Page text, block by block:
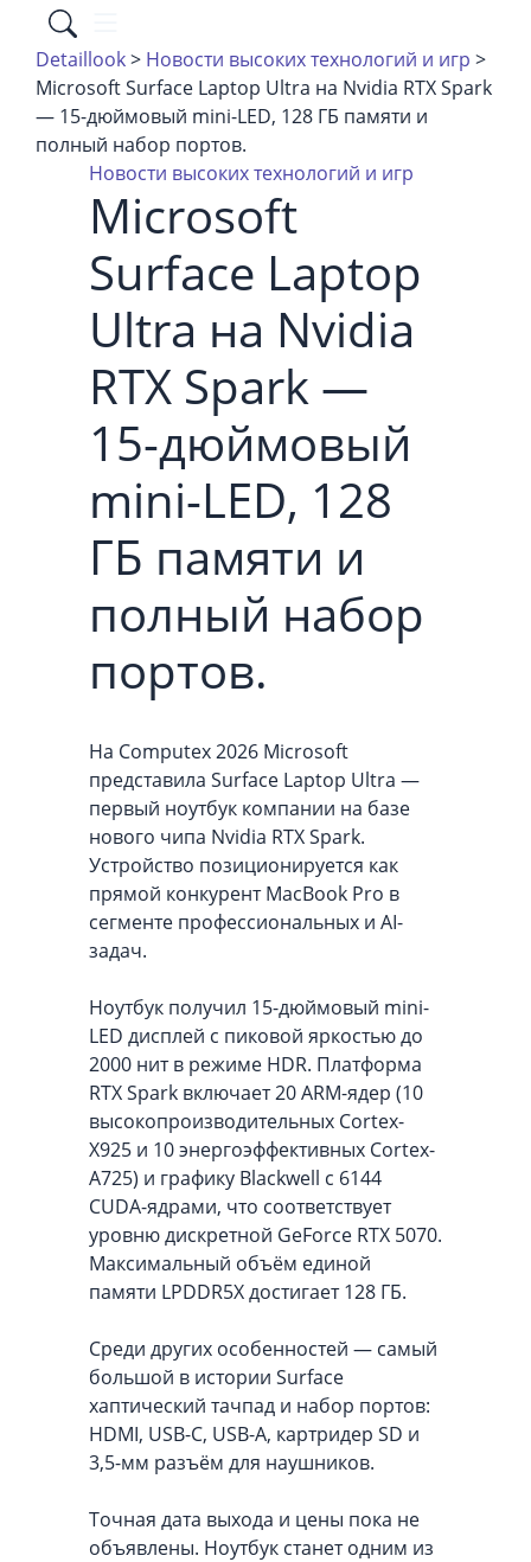
Detaillook> Новости высоких технологий и игр >
Microsoft Surface Laptop Ultra на Nvidia RTX Spark
— 15-дюймовый mini-LED, 128 ГБ памяти и
полный набор портов.
Новости высоких технологий и игр
Microsoft
Surface Laptop
Ultra на Nvidia
RTX Spark —
15-дюймовый
mini-LED, 128
ГБ памяти и
полный набор
портов.
На Computex 2026 Microsoft
представила Surface Laptop Ultra —
первый ноутбук компании на базе
нового чипа Nvidia RTX Spark.
Устройство позиционируется как
прямой конкурент MacBook Pro в
сегменте профессиональных и AI-
задач.
Ноутбук получил 15-дюймовый mini-
LED дисплей с пиковой яркостью до
2000 нит в режиме HDR. Платформа
RTX Spark включает 20 ARM-ядер (10
высокопроизводительных Cortex-
X925 и 10 энергоэффективных Cortex-
A725) и графику Blackwell с 6144
CUDA-ядрами, что соответствует
уровню дискретной GeForce RTX 5070.
Максимальный объём единой
памяти LPDDR5X достигает 128 ГБ.
Среди других особенностей — самый
большой в истории Surface
хаптический тачпад и набор портов:
HDMI, USB-C, USB-A, картридер SD и
3,5-мм разъём для наушников.
Точная дата выхода и цены пока не
объявлены. Ноутбук станет одним из